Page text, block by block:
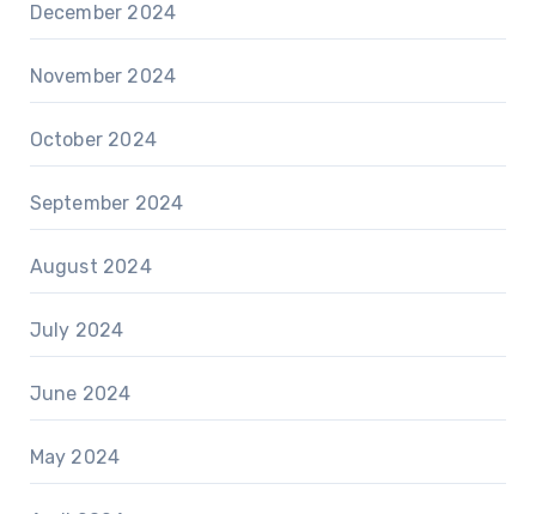
December 2024
November 2024
October 2024
September 2024
August 2024
July 2024
June 2024
May 2024